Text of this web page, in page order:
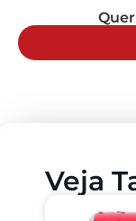
Veja